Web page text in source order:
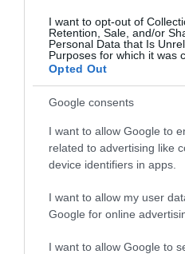
I want to opt-out of
Retention, Sale, and/or
Personal Data that Is
Purposes for which it was
Opted Out
Google consents
I want to allow Google to
related to advertising like
device identifiers in apps.
I want to allow my user
Google for online
I want to allow Google to
Περιστρέμματος ή αλλιώς
Ιχλαρά για πανοραμική
φωτογραφία. Στη συνέχεια θα
αναχωρήσουμε για το Αφιόν
όπου καθοδόν θα
σταματήσουμε για να δούμε το
Καραβάν Σαράι του 13
αιώνα,
κτισμένο από τους Σελτζούκους
ξενοδοχείο και τακτοποίηση
διανυκτέρευση.
7η Μέρα: 07/10/2026
Αφιόν – Σμύρνη